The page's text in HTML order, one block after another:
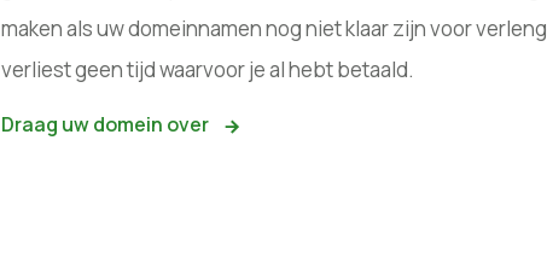
maken als uw domeinnamen nog niet klaar zijn voor
verliest geen tijd waarvoor je al hebt betaald.
Draag uw domein over